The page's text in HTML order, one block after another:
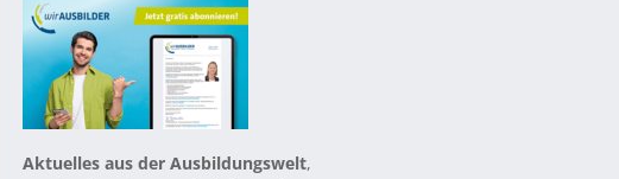
Aktuelles aus der Ausbildungswelt,